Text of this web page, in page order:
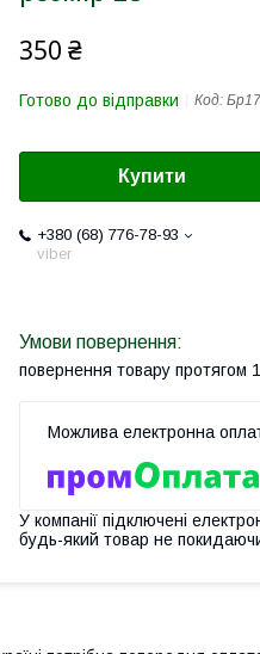
350 ₴
Готово до відправки Код:
Купити
+380 (68) 776-78-93
viber
повернення товару протягом
У компанії підключені
будь-який товар не